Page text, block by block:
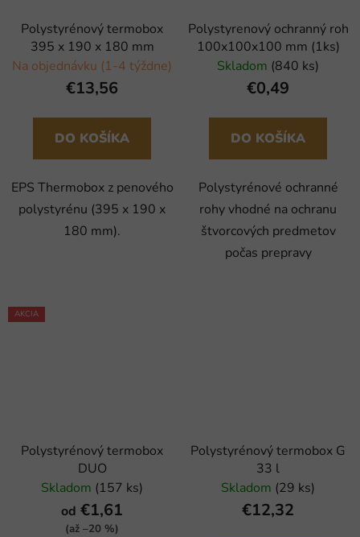
Polystyrénový termobox
395 x 190 x 180 mm
Na objednávku (1-4 týždne)
€13,56
DO KOŠÍKA
EPS Thermobox z penového
polystyrénu (395 x 190 x
180 mm).
Polystyrenový ochranný roh
100x100x100 mm (1ks)
Skladom (840 ks)
€0,49
DO KOŠÍKA
Polystyrénové ochranné
rohy vhodné na ochranu
štvorcových predmetov
počas prepravy
AKCIA
Polystyrénový termobox
DUO
Skladom (157 ks)
od €1,61
(až –20 %)
Polystyrénový termobox G
33 l
Skladom (29 ks)
€12,32